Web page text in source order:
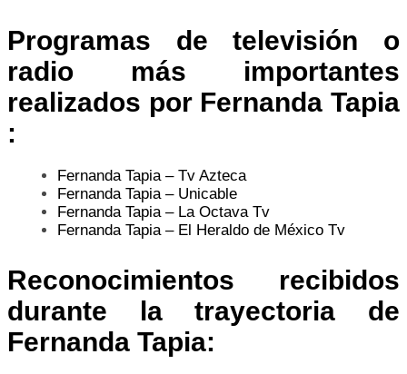
Programas de televisión o
radio más importantes
realizados por Fernanda Tapia
:
Fernanda Tapia – Tv Azteca
Fernanda Tapia – Unicable
Fernanda Tapia – La Octava Tv
Fernanda Tapia – El Heraldo de México Tv
Reconocimientos recibidos
durante la trayectoria de
Fernanda Tapia: